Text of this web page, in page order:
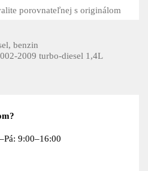
porovnateľnej s originálom
benzin
2009 turbo-diesel 1,4L
9:00–16:00